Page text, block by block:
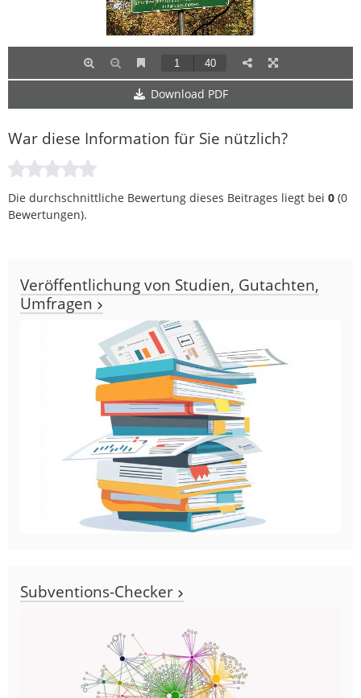
Download PDF
War diese Information für Sie nützlich?
Die durchschnittliche Bewertung dieses Beitrages liegt bei 0 (0
Bewertungen).
Veröffentlichung von Studien, Gutachten,
Umfragen
Subventions-Checker